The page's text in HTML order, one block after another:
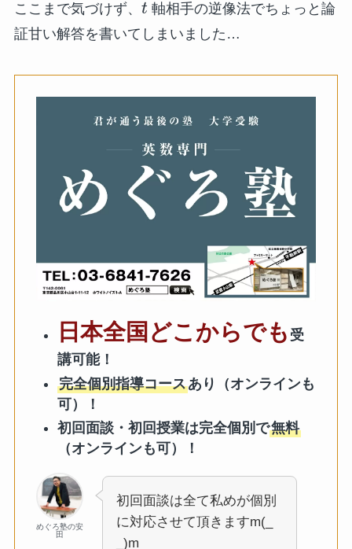
ここまで気づけず、 t 軸相手の逆像法でちょっと論
証甘い解答を書いてしまいました…
日本全国どこからでも 受
講可能！
完全個別指導コースあり（オンラインも
可）！
初回面談・初回授業は完全個別で無料
（オンラインも可）！
めぐろ塾の安
田
初回面談は全て私めが個別
に対応させて頂きますm(_
_)m